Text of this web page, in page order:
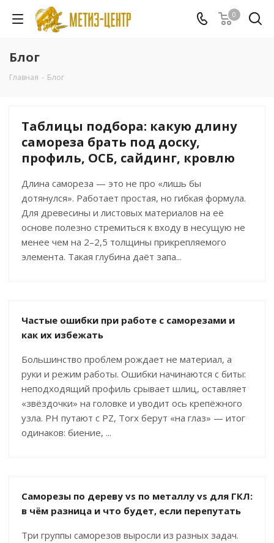
0
Блог
Главная - Блог
Таблицы подбора: какую длину
самореза брать под доску,
профиль, ОСБ, сайдинг, кровлю
Длина самореза — это не про «лишь бы
дотянулся». Работает простая, но гибкая формула.
Для древесины и листовых материалов на её
основе полезно стремиться к входу в несущую не
менее чем на 2–2,5 толщины прикрепляемого
элемента. Такая глубина даёт запа...
Частые ошибки при работе с саморезами и
как их избежать
Большинство проблем рождает не материал, а
руки и режим работы. Ошибки начинаются с биты:
неподходящий профиль срывает шлиц, оставляет
«звёздочки» на головке и уводит ось крепёжного
узла. PH путают с PZ, Torx берут «на глаз» — итог
одинаков: биение, ...
Саморезы по дереву vs по металлу vs для ГКЛ:
в чём разница и что будет, если перепутать
Три группы саморезов выросли из разных задач.